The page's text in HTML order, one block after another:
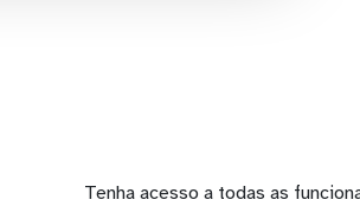
Tenha acesso a todas as